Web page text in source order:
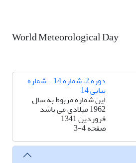
World Meteorological Day
دوره 2، شماره 14 - شماره
پیاپی 14
این شماره مربوط به سال
1962 میلادی می باشد
فروردین 1341
صفحه3-4